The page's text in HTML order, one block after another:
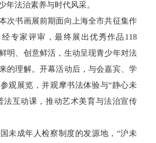
年法治素养与时代风采。
书画展前期面向上海全市共征集作
经专家评审，最终展出优秀作品118
明、创意鲜活，生动呈现青少年对法
的理解。开幕活动后，与会嘉宾、学
观展览，并观摩书法体验与“静心未
法互动课，推动艺术美育与法治宣传
成年人检察制度的发源地，“沪未